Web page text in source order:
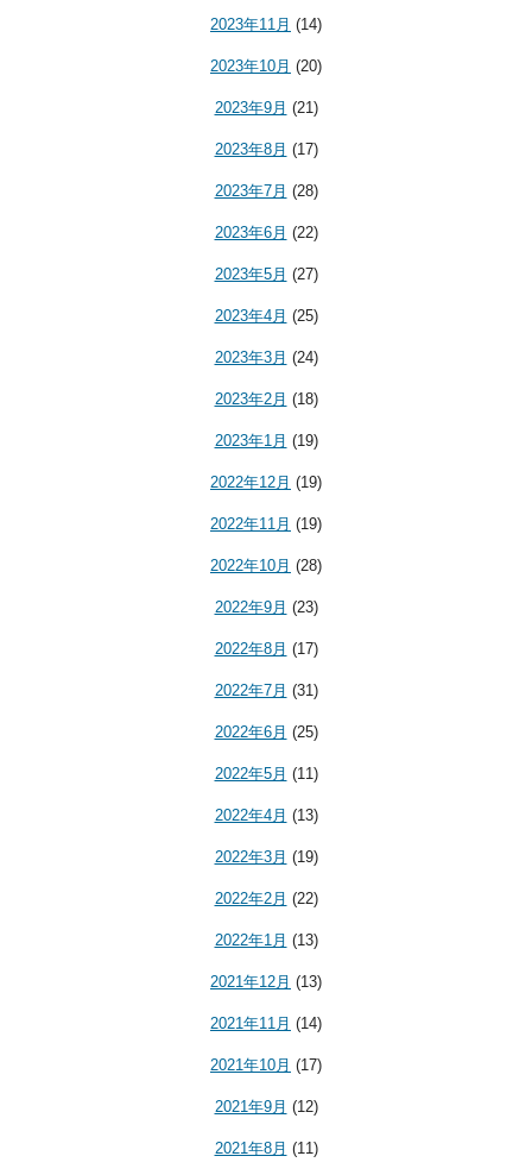
2023年11月 (14)
2023年10月 (20)
2023年9月 (21)
2023年8月 (17)
2023年7月 (28)
2023年6月 (22)
2023年5月 (27)
2023年4月 (25)
2023年3月 (24)
2023年2月 (18)
2023年1月 (19)
2022年12月 (19)
2022年11月 (19)
2022年10月 (28)
2022年9月 (23)
2022年8月 (17)
2022年7月 (31)
2022年6月 (25)
2022年5月 (11)
2022年4月 (13)
2022年3月 (19)
2022年2月 (22)
2022年1月 (13)
2021年12月 (13)
2021年11月 (14)
2021年10月 (17)
2021年9月 (12)
2021年8月 (11)